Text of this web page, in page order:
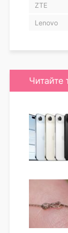
ZTE
Lenovo
Читайте